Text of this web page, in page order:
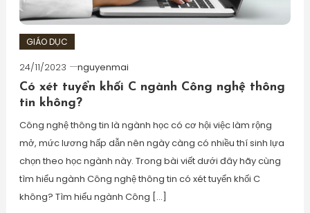
GIÁO DỤC
24/11/2023
nguyenmai
Có xét tuyển khối C ngành Công nghệ thông
tin không?
Công nghệ thông tin là ngành học có cơ hội việc làm rộng
mở, mức lương hấp dẫn nên ngày càng có nhiều thí sinh lựa
chọn theo học ngành này. Trong bài viết dưới đây hãy cùng
tìm hiểu ngành Công nghệ thông tin có xét tuyển khối C
không? Tìm hiểu ngành Công […]